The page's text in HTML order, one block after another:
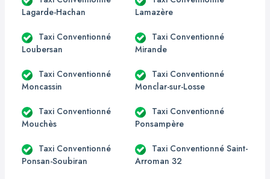
Lagarde-Hachan
Lamazère
Taxi Conventionné
Loubersan
Taxi Conventionné
Mirande
Taxi Conventionné
Moncassin
Taxi Conventionné
Monclar-sur-Losse
Taxi Conventionné
Mouchès
Taxi Conventionné
Ponsampère
Taxi Conventionné
Ponsan-Soubiran
Taxi Conventionné Saint-
Arroman 32